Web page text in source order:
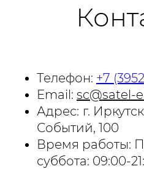
Телефон: +7
Email: sc@satel-
Адрес: г.
Событий, 100
Время работы:
суббота: 09:00-